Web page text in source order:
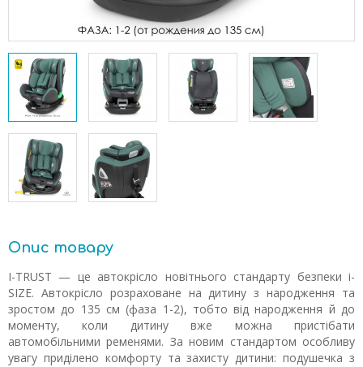
Опис товару
I-TRUST — це автокрісло новітнього стандарту безпеки i-
SIZE. Автокрісло розраховане на дитину з народження та
зростом до 135 см (фаза 1-2), тобто від народження й до
моменту, коли дитину вже можна пристібати
автомобільними ременями. За новим стандартом особливу
увагу приділено комфорту та захисту дитини: подушечка з